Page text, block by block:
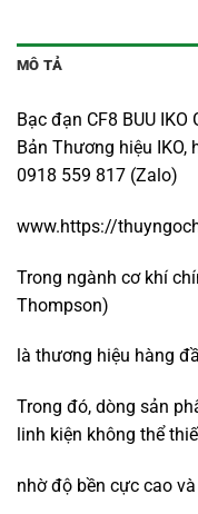
MÔ TẢ
Bạc đạn CF8 BUU
Bản Thương hiệu IKO,
0918 559 817 (Zalo)
www.https://
Trong ngành cơ khí
Thompson)
là thương hiệu hàng
Trong đó, dòng sản
linh kiện không thể
nhờ độ bền cực cao